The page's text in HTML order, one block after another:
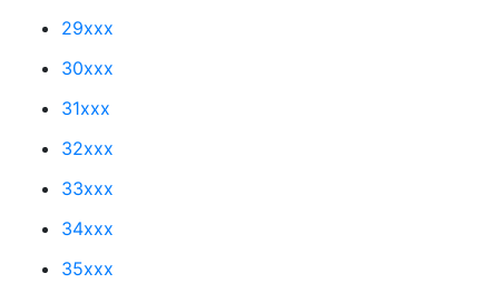
29xxx
30xxx
31xxx
32xxx
33xxx
34xxx
35xxx